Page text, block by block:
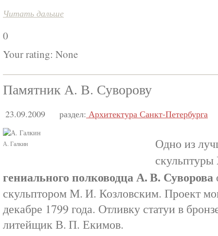
Читать дальше
0
Your rating: None
Памятник А. В. Суворову
23.09.2009 раздел: Архитектура Санкт-Петербурга
А. Галкин
Одно из
гениального полководца А. В. Суворова
скульптором М. И. Козловским. Проект
декабре 1799 года. Отливку статуи в
литейщик В. П. Екимов.